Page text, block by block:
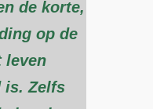
de korte,
op de
leven
is. Zelfs